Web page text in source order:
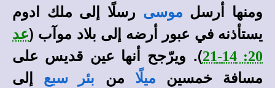
ومنها أرسل موسى رسلًا إلى ملك ادوم
يستأذنه في عبور أرضه إلى بلاد موآب (عد
20: 14-21
). ويرّجح أنها عين قديس على
مسافة خمسين
ميلًا من بئر سبع
إلى